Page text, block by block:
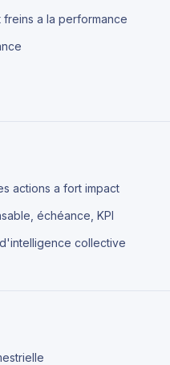
a la performance
actions a fort impact
échéance, KPI
collective